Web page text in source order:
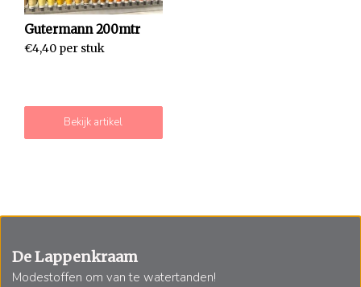
Gutermann 200mtr
€4,40 per stuk
Bekijk artikel
De Lappenkraam
Modestoffen om van te watertanden!